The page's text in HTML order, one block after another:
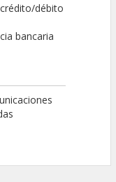
débito
bancaria